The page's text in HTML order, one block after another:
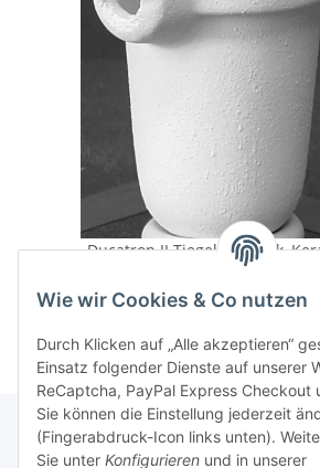
Ducatron II Tiegel 5er Pack,
49,50 €
Wie wir Cookies & Co nutzen
Durch Klicken auf „Alle akzeptieren“
Einsatz folgender Dienste auf unserer
ReCaptcha, PayPal Express Checkout
Sie können die Einstellung jederzeit
(Fingerabdruck-Icon links unten).
Sie unter Konfigurieren und in unserer